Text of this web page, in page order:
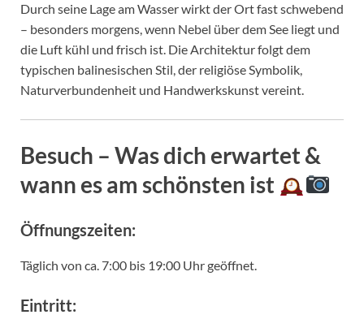
Durch seine Lage am Wasser wirkt der Ort fast schwebend
– besonders morgens, wenn Nebel über dem See liegt und
die Luft kühl und frisch ist. Die Architektur folgt dem
typischen balinesischen Stil, der religiöse Symbolik,
Naturverbundenheit und Handwerkskunst vereint.
Besuch – Was dich erwartet &
wann es am schönsten ist
Öffnungszeiten:
Täglich von ca. 7:00 bis 19:00 Uhr geöffnet.
Eintritt: